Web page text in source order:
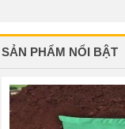
SẢN PHẨM NỔI BẬT